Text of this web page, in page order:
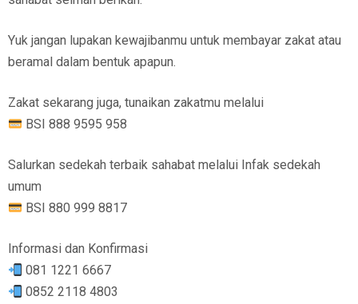
Yuk jangan lupakan kewajibanmu untuk membayar zakat atau
beramal dalam bentuk apapun.
Zakat sekarang juga, tunaikan zakatmu melalui
BSI 888 9595 958
Salurkan sedekah terbaik sahabat melalui Infak sedekah
umum
BSI 880 999 8817
Informasi dan Konfirmasi
081 1221 6667
0852 2118 4803